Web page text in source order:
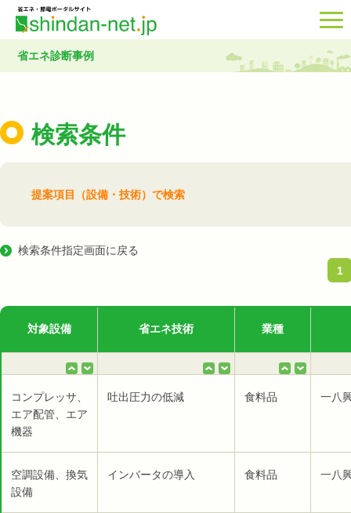
省エネ診断事例
検索条件
提案項目（設備・技術）で検索
検索条件指定画面に戻る
1
対象設備 省エネ技術 業種
コンプレッサ、
エア配管、エア
機器
吐出圧力の低減 食料品 一八
空調設備、換気
設備
インバータの導入 食料品 一八